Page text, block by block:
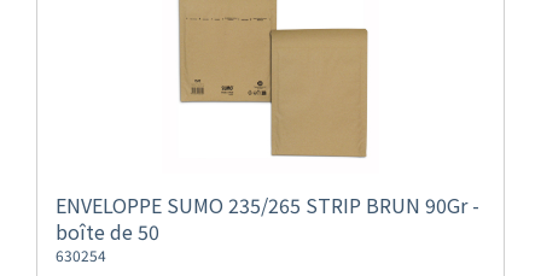
ENVELOPPE SUMO 235/265 STRIP BRUN 90Gr -
boîte de 50
630254